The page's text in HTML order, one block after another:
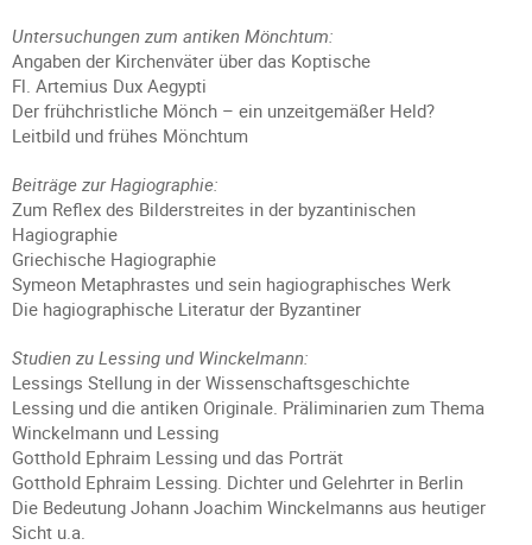
Untersuchungen zum antiken Mönchtum:
Angaben der Kirchenväter über das Koptische
Fl. Artemius Dux Aegypti
Der frühchristliche Mönch – ein unzeitgemäßer Held?
Leitbild und frühes Mönchtum
Beiträge zur Hagiographie:
Zum Reflex des Bilderstreites in der byzantinischen
Hagiographie
Griechische Hagiographie
Symeon Metaphrastes und sein hagiographisches Werk
Die hagiographische Literatur der Byzantiner
Studien zu Lessing und Winckelmann:
Lessings Stellung in der Wissenschaftsgeschichte
Lessing und die antiken Originale. Präliminarien zum Thema
Winckelmann und Lessing
Gotthold Ephraim Lessing und das Porträt
Gotthold Ephraim Lessing. Dichter und Gelehrter in Berlin
Die Bedeutung Johann Joachim Winckelmanns aus heutiger
Sicht u.a.